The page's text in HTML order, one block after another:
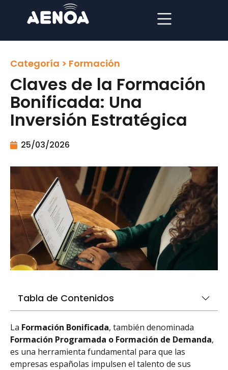
Categoría > Formación
Claves de la Formación
Bonificada: Una
Inversión Estratégica
25/03/2026
Tabla de Contenidos
La Formación Bonificada, también denominada
Formación Programada o Formación de Demanda,
es una herramienta fundamental para que las
empresas españolas impulsen el talento de sus